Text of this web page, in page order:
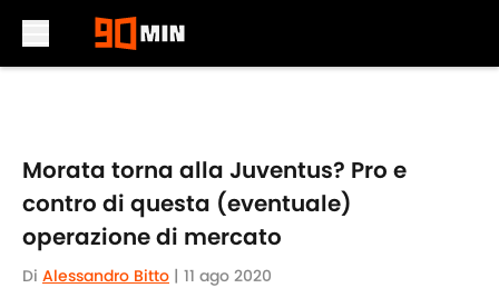
Morata torna alla Juventus? Pro e
contro di questa (eventuale)
operazione di mercato
Di Alessandro Bitto | 11 ago 2020